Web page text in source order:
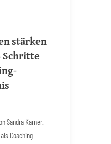
stärken
Schritte
Sandra Karner.
Coaching